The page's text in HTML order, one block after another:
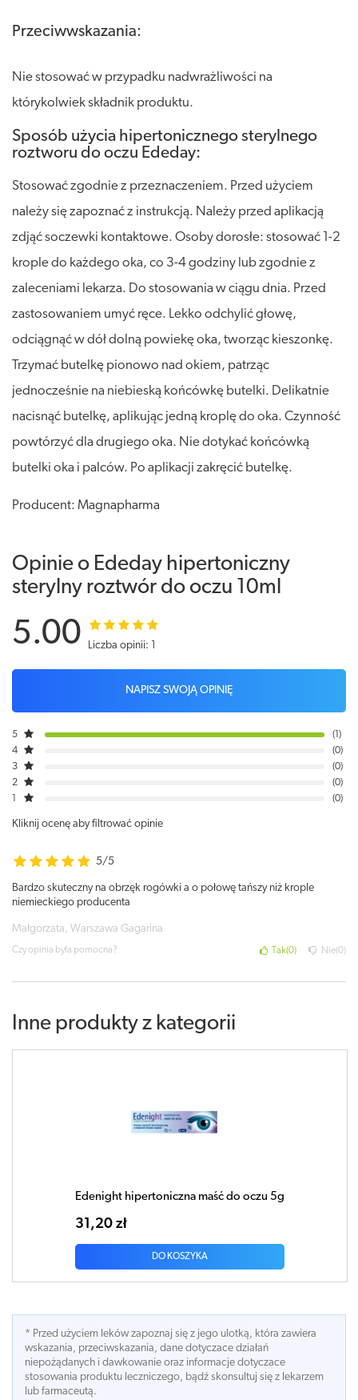
Przeciwwskazania:
Nie stosować w przypadku nadwrażliwości na
którykolwiek składnik produktu.
Sposób użycia hipertonicznego sterylnego
roztworu do oczu Ededay:
Stosować zgodnie z przeznaczeniem. Przed użyciem
należy się zapoznać z instrukcją. Należy przed aplikacją
zdjąć soczewki kontaktowe. Osoby dorosłe: stosować 1-2
krople do każdego oka, co 3-4 godziny lub zgodnie z
zaleceniami lekarza. Do stosowania w ciągu dnia. Przed
zastosowaniem umyć ręce. Lekko odchylić głowę,
odciągnąć w dół dolną powiekę oka, tworząc kieszonkę.
Trzymać butelkę pionowo nad okiem, patrząc
jednocześnie na niebieską końcówkę butelki. Delikatnie
nacisnąć butelkę, aplikując jedną kroplę do oka. Czynność
powtórzyć dla drugiego oka. Nie dotykać końcówką
butelki oka i palców. Po aplikacji zakręcić butelkę.
Producent: Magnapharma
Opinie o Ededay hipertoniczny
sterylny roztwór do oczu 10ml
5.00 Liczba opinii: 1
NAPISZ SWOJĄ OPINIĘ
5
1
4
0
3
0
2
0
0
Kliknij ocenę aby filtrować opinie
5/5
Bardzo skuteczny na obrzęk rogówki a o połowę tańszy niż krople
niemieckiego producenta
Małgorzata, Warszawa Gagarina
Czy opinia była pomocna? Tak 0 Nie 0
Inne produkty z kategorii
Edenight hipertoniczna maść do oczu 5g
31,20 zł
DO KOSZYKA
* Przed użyciem leków zapoznaj się z jego ulotką, która zawiera
wskazania, przeciwskazania, dane dotyczace działań
niepożądanych i dawkowanie oraz informacje dotyczace
stosowania produktu leczniczego, bądź skonsultuj się z lekarzem
lub farmaceutą.